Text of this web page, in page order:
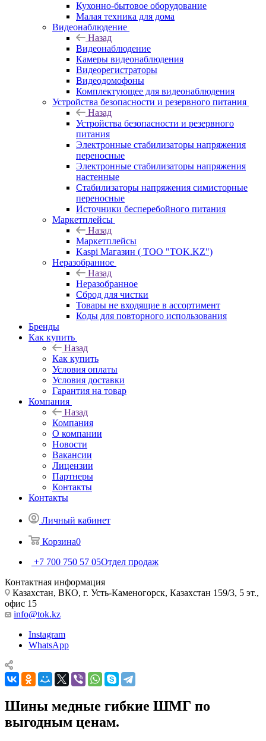
Кухонно-бытовое оборудование
Малая техника для дома
Видеонаблюдение
Назад
Видеонаблюдение
Камеры видеонаблюдения
Видеорегистраторы
Видеодомофоны
Комплектующее для видеонаблюдения
Устройства безопасности и резервного питания
Назад
Устройства безопасности и резервного
питания
Электронные стабилизаторы напряжения
переносные
Электронные стабилизаторы напряжения
настенные
Стабилизаторы напряжения симисторные
переносные
Источники бесперебойного питания
Маркетплейсы
Назад
Маркетплейсы
Kaspi Магазин ( ТОО "TOK.KZ")
Неразобранное
Назад
Неразобранное
Сброд для чистки
Товары не входящие в ассортимент
Коды для повторного использования
Бренды
Как купить
Назад
Как купить
Условия оплаты
Условия доставки
Гарантия на товар
Компания
Назад
Компания
О компании
Новости
Вакансии
Лицензии
Партнеры
Контакты
Контакты
Личный кабинет
Корзина0
+7 700 750 57 05Отдел продаж
Контактная информация
Казахстан, ВКО, г. Усть-Каменогорск, Казахстан 159/3, 5 эт.,
офис 15
info@tok.kz
Instagram
WhatsApp
Шины медные гибкие ШМГ по
выгодным ценам.